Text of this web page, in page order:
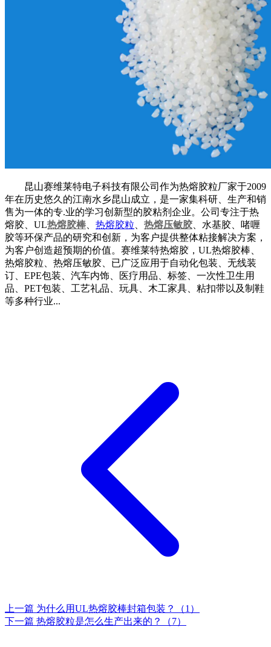
昆山赛维莱特电子科技有限公司作为热熔胶粒厂家于2009
年在历史悠久的江南水乡昆山成立，是一家集科研、生产和销
售为一体的专.业的学习创新型的胶粘剂企业。公司专注于热
熔胶、UL热熔胶棒 热熔胶粒 热熔压敏胶 、水基胶、啫喱
胶等环保产品的研究和创新，为客户提供整体粘接解决方案，
为客户创造超预期的价值。赛维莱特热熔胶，UL热熔胶棒、
热熔胶粒、热熔压敏胶、已广泛应用于自动化包装、无线装
订、EPE包装、汽车内饰、医疗用品、标签、一次性卫生用
品、PET包装、工艺礼品、玩具、木工家具、粘扣带以及制鞋
等多种行业...
上一篇 为什么用UL热熔胶棒封箱包装？（1）
下一篇 热熔胶粒是怎么生产出来的？（7）